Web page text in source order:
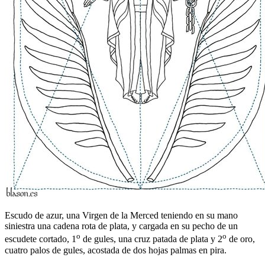
Escudo de azur, una Virgen de la Merced teniendo en su mano
siniestra una cadena rota de plata, y cargada en su pecho de un
escudete cortado, 1o de gules, una cruz patada de plata y 2o de oro,
cuatro palos de gules, acostada de dos hojas palmas en pira.